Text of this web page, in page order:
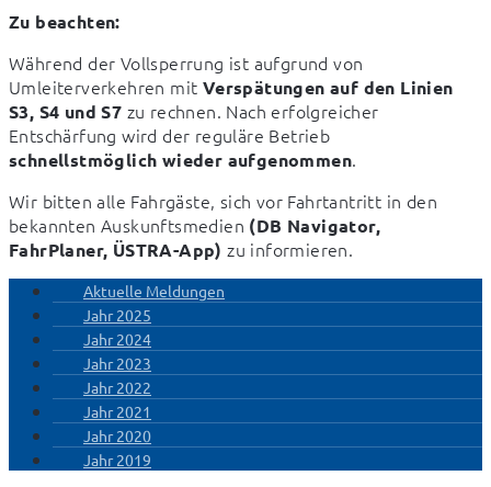
Zu beachten:
Während der Vollsperrung ist aufgrund von
Umleiterverkehren mit Verspätungen auf den Linien
S3, S4 und S7 zu rechnen. Nach erfolgreicher
schnellstmöglich wieder aufgenommen.
Wir bitten alle Fahrgäste, sich vor Fahrtantritt in den
bekannten Auskunftsmedien (DB Navigator,
FahrPlaner, ÜSTRA-App) zu informieren.
Aktuelle Meldungen
Jahr 2025
Jahr 2024
Jahr 2023
Jahr 2022
Jahr 2021
Jahr 2020
Jahr 2019